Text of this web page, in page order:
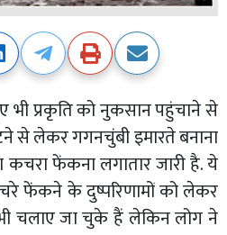
प्रकृति को नुकसान पहुंचाने से
से लेकर गगनचुंबी इमारते बनाना
कचरा फेंकना लगातार जारी है. ये
फेंकने के दुष्परिणामों को लेकर
चलाए जा चुके हैं लेकिन लोग ने